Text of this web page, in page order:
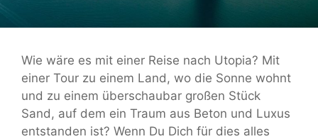
Wie wäre es mit einer Reise nach Utopia? Mit
einer Tour zu einem Land, wo die Sonne wohnt
und zu einem überschaubar großen Stück
Sand, auf dem ein Traum aus Beton und Luxus
entstanden ist? Wenn Du Dich für dies alles